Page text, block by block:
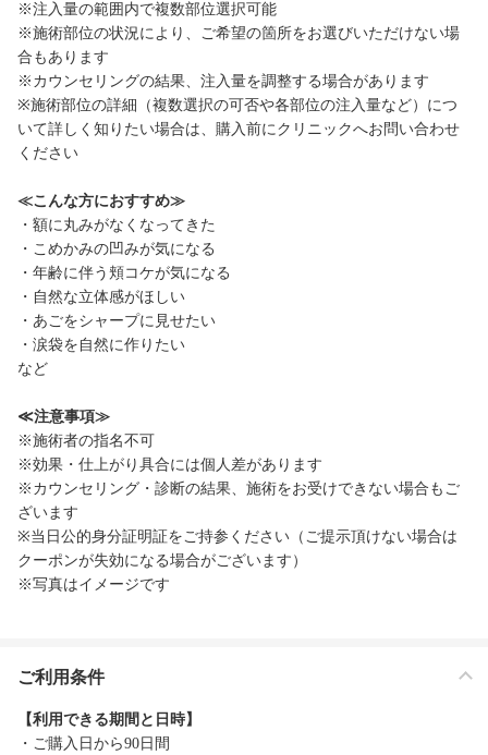
※注入量の範囲内で複数部位選択可能
※施術部位の状況により、ご希望の箇所をお選びいただけない場
合もあります
※カウンセリングの結果、注入量を調整する場合があります
※施術部位の詳細（複数選択の可否や各部位の注入量など）につ
いて詳しく知りたい場合は、購入前にクリニックへお問い合わせ
ください
≪こんな方におすすめ≫
・額に丸みがなくなってきた
・こめかみの凹みが気になる
・年齢に伴う頬コケが気になる
・自然な立体感がほしい
・あごをシャープに見せたい
・涙袋を自然に作りたい
など
≪注意事項≫
※施術者の指名不可
※効果・仕上がり具合には個人差があります
※カウンセリング・診断の結果、施術をお受けできない場合もご
ざいます
※当日公的身分証明証をご持参ください（ご提示頂けない場合は
クーポンが失効になる場合がございます）
※写真はイメージです
ご利用条件
【利用できる期間と日時】
・ご購入日から90日間